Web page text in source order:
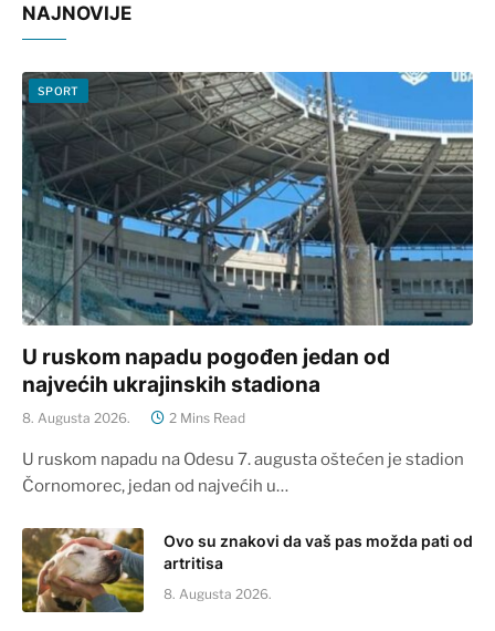
NAJNOVIJE
SPORT
U ruskom napadu pogođen jedan od
najvećih ukrajinskih stadiona
8. Augusta 2026. 2 Mins Read
U ruskom napadu na Odesu 7. augusta oštećen je stadion
Čornomorec, jedan od najvećih u…
Ovo su znakovi da vaš pas možda pati od
artritisa
8. Augusta 2026.